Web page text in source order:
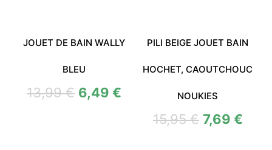
JOUET DE BAIN WALLY
BLEU
13,99€ 6,49 €
PILI BEIGE JOUET BAIN
HOCHET, CAOUTCHOUC
NOUKIES
15,95€ 7,69 €